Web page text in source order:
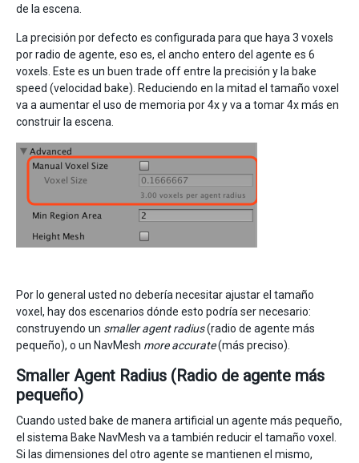
de la escena.
La precisión por defecto es configurada para que haya 3 voxels
por radio de agente, eso es, el ancho entero del agente es 6
voxels. Este es un buen trade off entre la precisión y la bake
speed (velocidad bake). Reduciendo en la mitad el tamaño voxel
va a aumentar el uso de memoria por 4x y va a tomar 4x más en
construir la escena.
Por lo general usted no debería necesitar ajustar el tamaño
voxel, hay dos escenarios dónde esto podría ser necesario:
construyendo un smaller agent radius(radio de agente más
pequeño), o un NavMesh more accurate(más preciso).
Smaller Agent Radius (Radio de agente más
pequeño)
Cuando usted bake de manera artificial un agente más pequeño,
el sistema Bake NavMesh va a también reducir el tamaño voxel.
Si las dimensiones del otro agente se mantienen el mismo,